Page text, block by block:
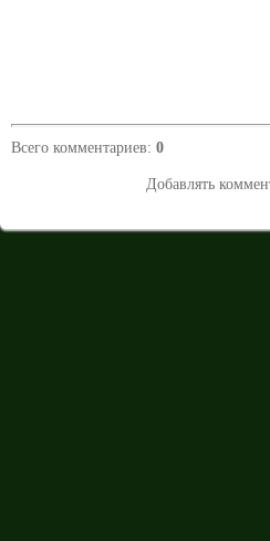
Всего комментариев: 0
Добавлять